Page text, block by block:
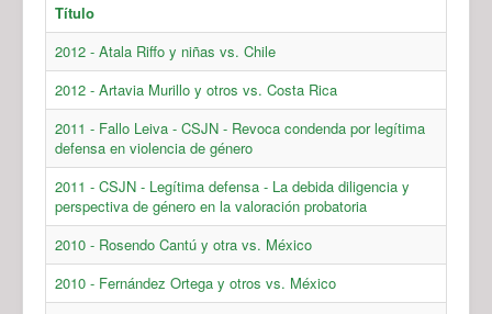
Título
2012 - Atala Riffo y niñas vs. Chile
2012 - Artavia Murillo y otros vs. Costa Rica
2011 - Fallo Leiva - CSJN - Revoca condenda por legítima
defensa en violencia de género
2011 - CSJN - Legítima defensa - La debida diligencia y
perspectiva de género en la valoración probatoria
2010 - Rosendo Cantú y otra vs. México
2010 - Fernández Ortega y otros vs. México